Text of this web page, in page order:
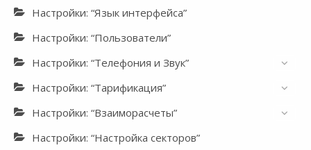
Настройки: “Язык интерфейса”
Настройки: “Пользователи”
Настройки: “Телефония и Звук”
Настройки: “Тарификация”
Настройки: “Взаиморасчеты”
Настройки: “Настройка секторов”